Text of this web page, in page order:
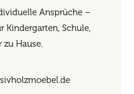
Ansprüche –
Kindergarten, Schule,
Hause.